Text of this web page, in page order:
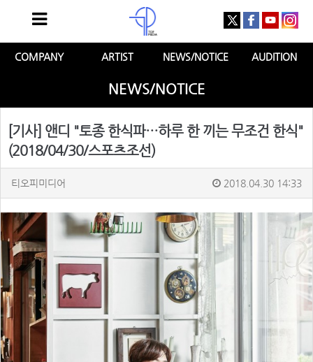
COMPANY ARTIST NEWS/NOTICE AUDITION
NEWS/NOTICE
[기사] 앤디 "토종 한식파…하루 한 끼는 무조건 한식"
(2018/04/30/스포츠조선)
티오피미디어 2018.04.30 14:33